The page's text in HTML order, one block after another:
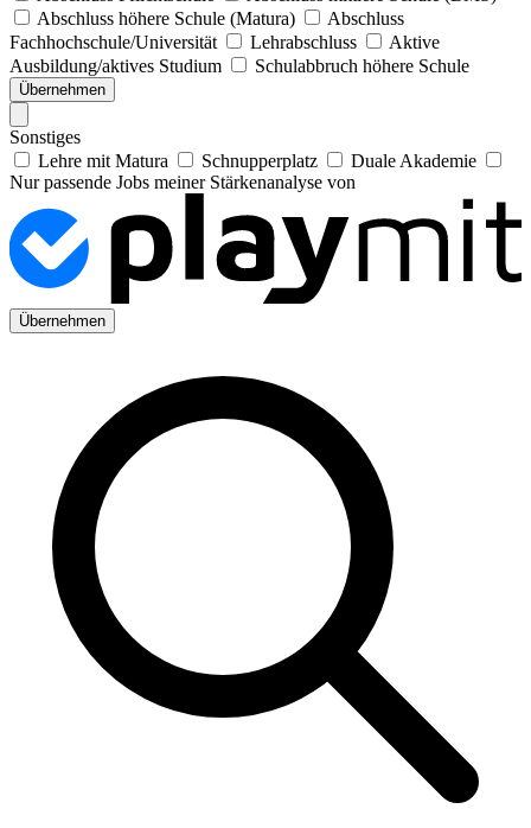
Abschluss höhere Schule (Matura)
Abschluss
Fachhochschule/Universität
Lehrabschluss
Aktive
Ausbildung/aktives Studium
Schulabbruch höhere Schule
Übernehmen
Sonstiges
Lehre mit Matura
Schnupperplatz
Duale Akademie
Nur passende Jobs meiner Stärkenanalyse von
Übernehmen